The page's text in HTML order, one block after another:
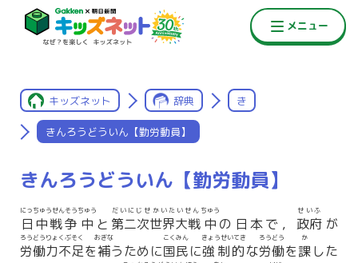
キッズネット 辞典 き
きんろうどういん【勤労動員】
きんろうどういん【勤労動員】
日中戦争
にっちゅうせんそう
中
ちゅう
と 第二次世界大戦
だいにじせかいたいせん
中
ちゅう
の日本で， 政府
せいふ
が
労働力不足
ろうどうりょくぶそく
を補
おぎな
うために国民
こくみん
に強制的
きょうせいてき
な労働
ろうどう
を課
か
した